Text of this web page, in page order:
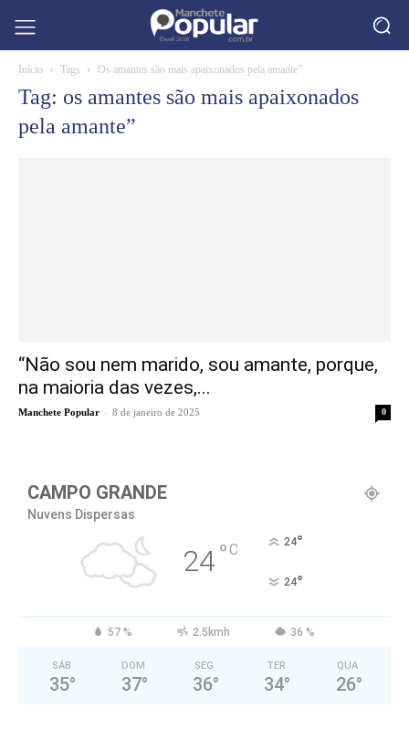
Início Tags Os amantes são mais apaixonados pela amante”
Tag: os amantes são mais apaixonados
pela amante”
“Não sou nem marido, sou amante, porque,
na maioria das vezes,...
Manchete Popular - 8 de janeiro de 2025 0
CAMPO GRANDE
Nuvens Dispersas
24°C 24°
24°
57 % 2.5kmh 36 %
SÁB
35°
DOM
37°
SEG
36°
TER
34°
QUA
26°